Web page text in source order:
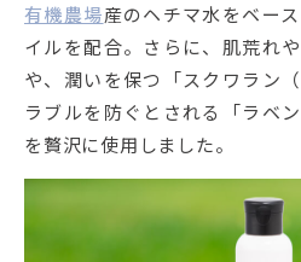
有機農場産のヘチマ水をベー
イルを配合。さらに、肌荒れ
や、潤いを保つ「スクワラン
ラブルを防ぐとされる「ラベ
を贅沢に使用しました。